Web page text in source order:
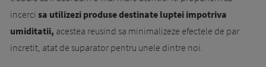
incerci sa utilizezi produse destinate luptei impotriva
umiditatii, acestea reusind sa minimalizeze efectele de par
incretit, atat de suparator pentru unele dintre noi.